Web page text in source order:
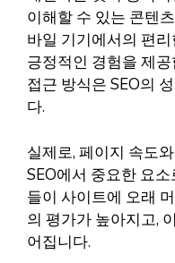
이해할 수 있는 콘텐
바일 기기에서의 편
긍정적인 경험을 제
접근 방식은 SEO의
다.
실제로, 페이지 속도
SEO에서 중요한 요
들이 사이트에 오래
의 평가가 높아지고,
어집니다.